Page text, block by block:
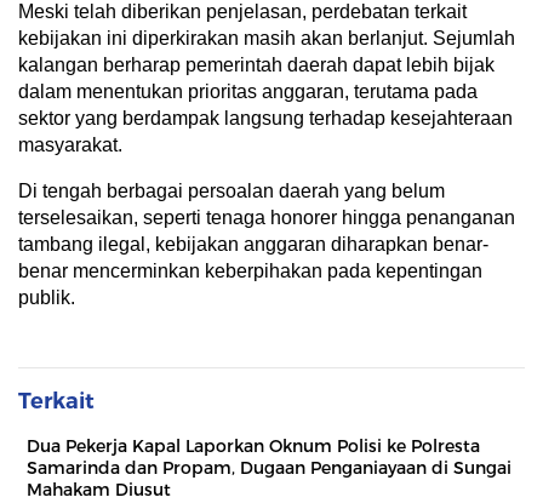
Meski telah diberikan penjelasan, perdebatan terkait
kebijakan ini diperkirakan masih akan berlanjut. Sejumlah
kalangan berharap pemerintah daerah dapat lebih bijak
dalam menentukan prioritas anggaran, terutama pada
sektor yang berdampak langsung terhadap kesejahteraan
masyarakat.
Di tengah berbagai persoalan daerah yang belum
terselesaikan, seperti tenaga honorer hingga penanganan
tambang ilegal, kebijakan anggaran diharapkan benar-
benar mencerminkan keberpihakan pada kepentingan
publik.
Terkait
Dua Pekerja Kapal Laporkan Oknum Polisi ke Polresta
Samarinda dan Propam, Dugaan Penganiayaan di Sungai
Mahakam Diusut